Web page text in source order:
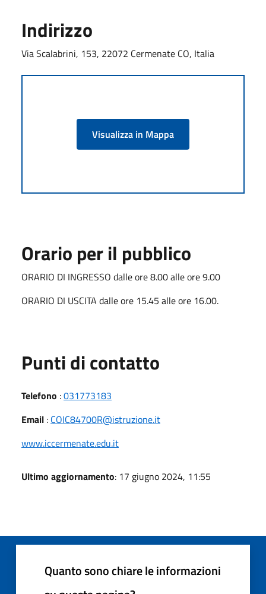
Indirizzo
Via Scalabrini, 153, 22072 Cermenate CO, Italia
Visualizza in Mappa
Orario per il pubblico
ORARIO DI INGRESSO dalle ore 8.00 alle ore 9.00
ORARIO DI USCITA dalle ore 15.45 alle ore 16.00.
Punti di contatto
Telefono :031773183
Email : COIC84700R@istruzione.it
www.iccermenate.edu.it
Ultimo aggiornamento: 17 giugno 2024, 11:55
Quanto sono chiare le informazioni